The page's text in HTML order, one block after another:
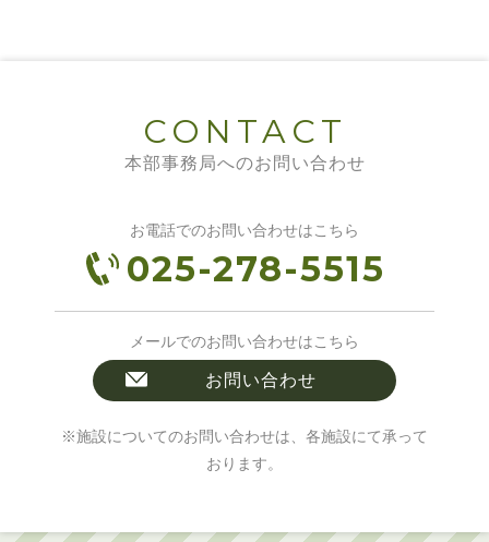
CONTACT
本部事務局へのお問い合わせ
お電話でのお問い合わせはこちら
025-278-5515
メールでのお問い合わせはこちら
お問い合わせ
※施設についてのお問い合わせは、各施設にて承って
おります。